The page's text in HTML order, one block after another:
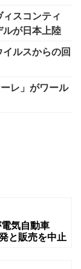
スコンティ
が日本上陸
ルスからの回
レ」がワール
気自動車
と販売を中止